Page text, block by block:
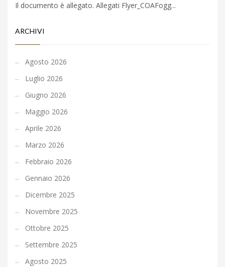
Il documento è allegato. Allegati Flyer_COAFogg...
ARCHIVI
Agosto 2026
Luglio 2026
Giugno 2026
Maggio 2026
Aprile 2026
Marzo 2026
Febbraio 2026
Gennaio 2026
Dicembre 2025
Novembre 2025
Ottobre 2025
Settembre 2025
Agosto 2025